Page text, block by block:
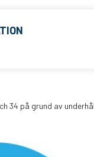
34 på grund av